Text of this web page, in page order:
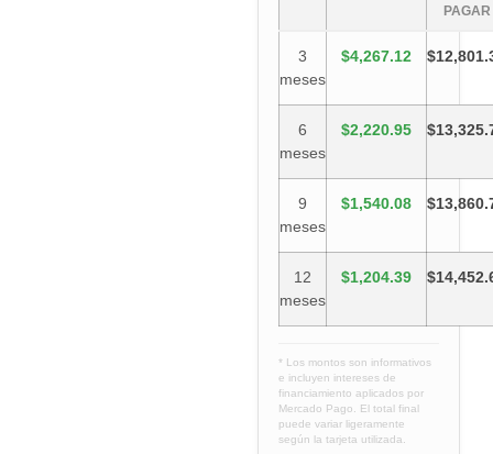
PAGAR
3
meses
$4,267.12
6
meses
$2,220.95
9
meses
$1,540.08
12
meses
$1,204.39
* Los montos son informativos
e incluyen intereses de
financiamiento aplicados por
Mercado Pago. El total final
puede variar ligeramente
según la tarjeta utilizada.